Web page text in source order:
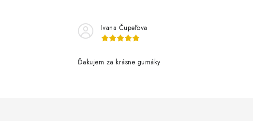
Ivana Čupeľova
Ďakujem za krásne gumáky